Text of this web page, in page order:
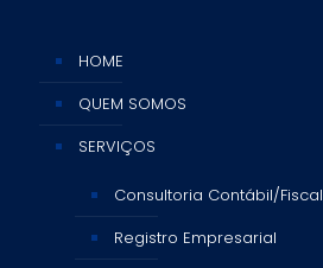
HOME
QUEM SOMOS
SERVIÇOS
Consultoria Contábil/Fiscal
Registro Empresarial